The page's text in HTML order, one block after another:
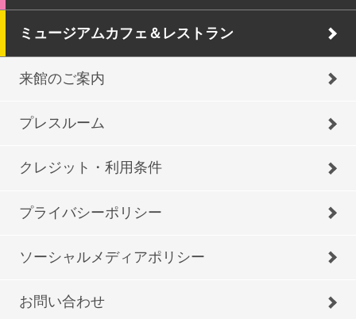
ミュージアムカフェ＆レストラン
来館のご案内
プレスルーム
クレジット・利用条件
プライバシーポリシー
ソーシャルメディアポリシー
お問い合わせ